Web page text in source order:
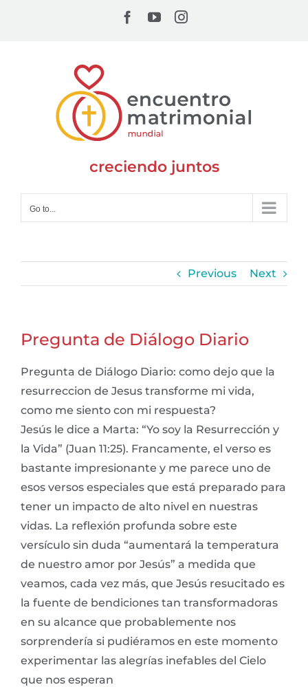
Facebook
YouTubeInstagram
creciendo juntos
Go to...
Previous Next
Pregunta de Diálogo Diario
Pregunta de Diálogo Diario: como dejo que la
resurreccion de Jesus transforme mi vida,
como me siento con mi respuesta?
Jesús le dice a Marta: “Yo soy la Resurrección y
la Vida” (Juan 11:25). Francamente, el verso es
bastante impresionante y me parece uno de
esos versos especiales que está preparado para
tener un impacto de alto nivel en nuestras
vidas. La reflexión profunda sobre este
versículo sin duda “aumentará la temperatura
de nuestro amor por Jesús” a medida que
veamos, cada vez más, que Jesús resucitado es
la fuente de bendiciones tan transformadoras
en su alcance que probablemente nos
sorprendería si pudiéramos en este momento
experimentar las alegrías inefables del Cielo
que nos esperan